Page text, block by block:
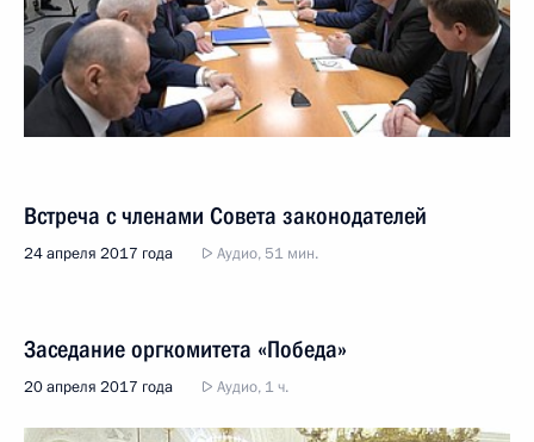
Встреча с членами Совета законодателей
24 апреля 2017 года Аудио, 51 мин.
Заседание оргкомитета «Победа»
20 апреля 2017 года Аудио, 1 ч.